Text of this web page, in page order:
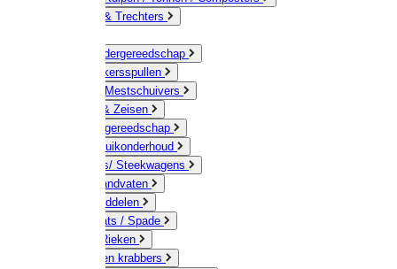
Jerrycans & Trechters
Hand-/ Kindergereedschap
Stratenmakersspullen
Sneeuw- / Mestschuivers
Baggeren & Zeisen
Elektrisch gereedschap
Boom / Struikonderhoud
Kruiwagens/ Steekwagens
Stelen / Handvaten
Tuinhulpmiddelen
Schop / Bats / Spade
Vorken & Rieken
Cultivator en krabbers